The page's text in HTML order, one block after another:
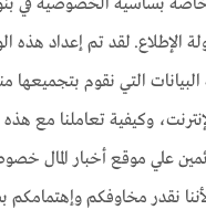
الإطلاع. لقد تم إعداد هذه
التي نقوم بتجميعها
وكيفية تعاملنا مع
علي موقع أخبار المال
لأننا نقدر مخاوفكم